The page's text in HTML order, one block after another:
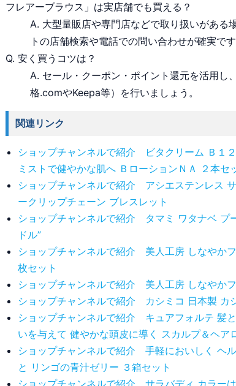
フレアーブラウス」は実店舗でも買える？
A. 大型量販店や専門店などで取り扱いがある
トの店舗検索や電話での問い合わせが確実です
Q. 安く買うコツは？
A. セール・クーポン・ポイント還元を活用し
格.comやKeepa等）を行いましょう。
関連リンク
ショップチャンネルで紹介 ビタクリーム Ｂ１
ミストで健やかな肌へ ＢローションＮＡ ２本セ
ショップチャンネルで紹介 アシエステンレス
ークリップチェーン ブレスレット
ショップチャンネルで紹介 タマミ ワタナベ プ
ドル”
ショップチャンネルで紹介 美人工房 しなやか
枚セット
ショップチャンネルで紹介 美人工房 しなやか
ショップチャンネルで紹介 カシミコ 日本製 カ
ショップチャンネルで紹介 キュアフォルテ 髪
いを与えて 健やかな頭皮に導く スカルプ＆ヘア
ショップチャンネルで紹介 手軽においしく ヘ
と リンゴの青汁ゼリー ３箱セット